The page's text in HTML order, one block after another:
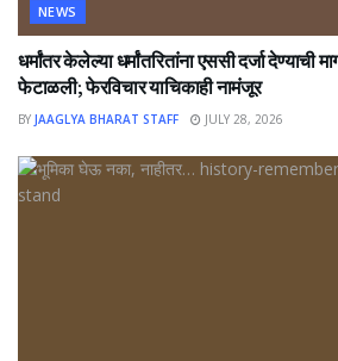
NEWS
धर्मांतर केलेल्या धर्मांतरितांना एससी दर्जा देण्याची
फेटाळली; फेरविचार याचिकाही नामंजूर
BY JAAGLYA BHARAT STAFF JULY 28, 2026